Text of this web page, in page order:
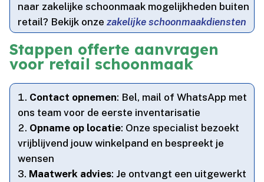
naar zakelijke schoonmaak mogelijkheden buiten
retail? Bekijk onzezakelijke schoonmaakdiensten
Stappen offerte aanvragen
voor retail schoonmaak
Contact opnemen: Bel, mail of WhatsApp met
ons team voor de eerste inventarisatie
Opname op locatie: Onze specialist bezoekt
vrijblijvend jouw winkelpand en bespreekt je
wensen
Maatwerk advies: Je ontvangt een uitgewerkt